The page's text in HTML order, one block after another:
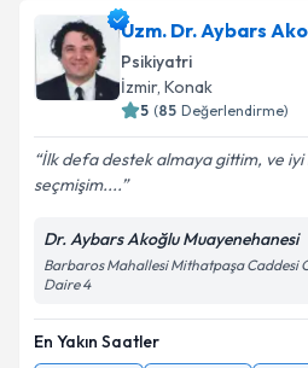
Uzm. Dr. Aybars
Psikiyatri
İzmir, Konak
5 (85 Değerlendirme)
İlk defa destek almaya gittim, ve
seçmişim....
Dr. Aybars Akoğlu Muayenehanesi
Barbaros Mahallesi Mithatpaşa Caddesi
Daire 4
En Yakın Saatler